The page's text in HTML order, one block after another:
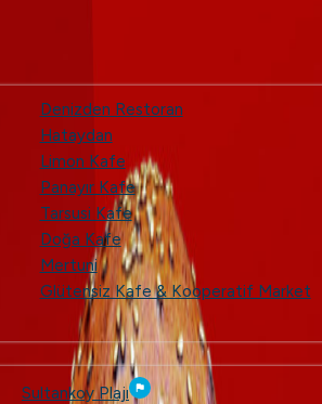
Denizden Restoran
Hataydan
Limon Kafe
Panayır Kafe
Tarsusi Kafe
Doğa Kafe
Mertuni
Glütensiz Kafe & Kooperatif Market
Sultankoy Plajı